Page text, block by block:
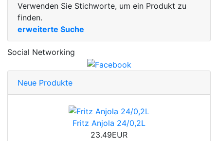
Verwenden Sie Stichworte, um ein Produkt zu
finden.
erweiterte Suche
Social Networking
Neue Produkte
Fritz Anjola 24/0,2L
23.49EUR